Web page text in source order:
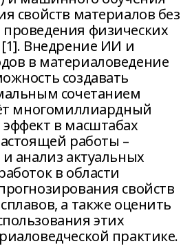
свойств материалов без
физических
Внедрение ИИ и
в материаловедение
создавать
сочетанием
многомиллиардный
в масштабах
работы –
анализ актуальных
в области
свойств
а также оценить
этих
практике.